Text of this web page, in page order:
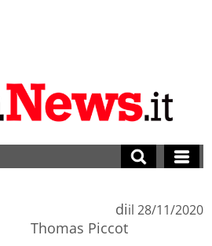
di
Thomas Piccot
il 28/11/2020